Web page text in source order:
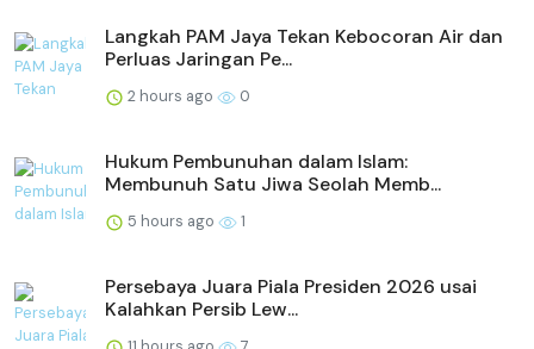
Langkah PAM Jaya Tekan Kebocoran Air dan
Perluas Jaringan Pe...
2 hours ago 0
Hukum Pembunuhan dalam Islam:
Membunuh Satu Jiwa Seolah Memb...
5 hours ago 1
Persebaya Juara Piala Presiden 2026 usai
Kalahkan Persib Lew...